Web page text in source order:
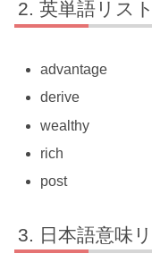
英単語リスト
advantage
derive
wealthy
rich
post
日本語意味